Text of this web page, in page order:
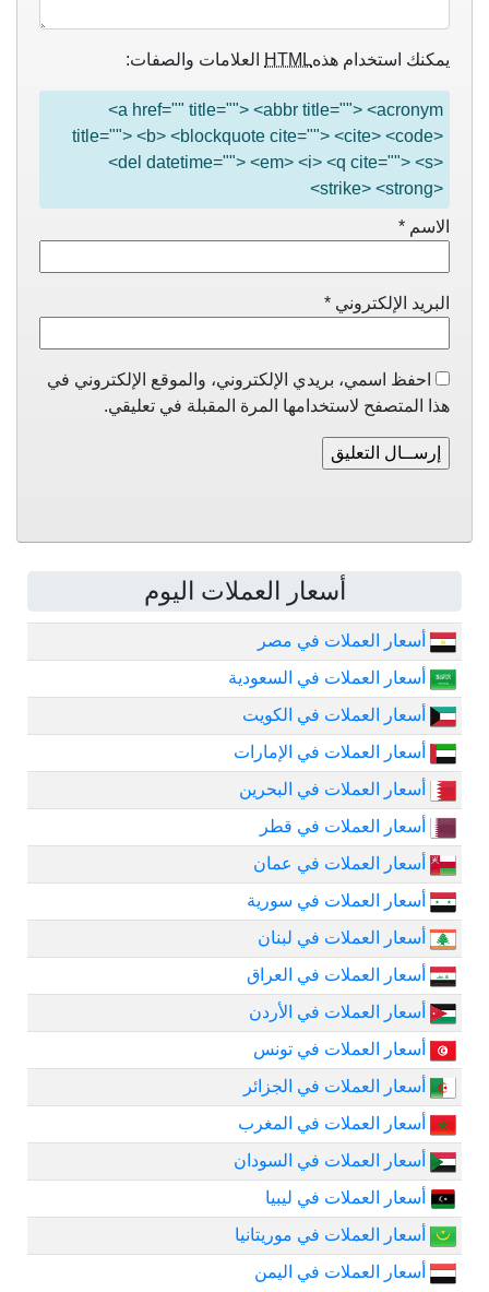
يمكنك استخدام هذهHTML العلامات والصفات:
<a href="" title=""> <abbr title=""> <acronym
title=""> <b> <blockquote cite=""> <cite> <code>
<del datetime=""> <em> <i> <q cite=""> <s>
<strike> <strong>
الاسم *
البريد الإلكتروني *
احفظ اسمي، بريدي الإلكتروني، والموقع الإلكتروني في
هذا المتصفح لاستخدامها المرة المقبلة في تعليقي.
أسعار العملات اليوم
أسعار العملات في مصر
أسعار العملات في السعودية
أسعار العملات في الكويت
أسعار العملات في الإمارات
أسعار العملات في البحرين
أسعار العملات في قطر
أسعار العملات في عمان
أسعار العملات في سورية
أسعار العملات في لبنان
أسعار العملات في العراق
أسعار العملات في الأردن
أسعار العملات في تونس
أسعار العملات في الجزائر
أسعار العملات في المغرب
أسعار العملات في السودان
أسعار العملات في ليبيا
أسعار العملات في موريتانيا
أسعار العملات في اليمن